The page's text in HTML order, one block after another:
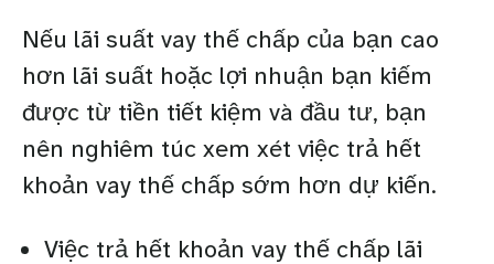
Nếu lãi suất vay thế chấp của bạn cao
hơn lãi suất hoặc lợi nhuận bạn kiếm
được từ tiền tiết kiệm và đầu tư, bạn
nên nghiêm túc xem xét việc trả hết
khoản vay thế chấp sớm hơn dự kiến.
Việc trả hết khoản vay thế chấp lãi